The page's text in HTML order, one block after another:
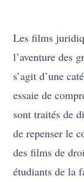
Les films
l’aventure des
s’agit d’une
essaie de
sont traités de
de repenser le
des films de
étudiants de la